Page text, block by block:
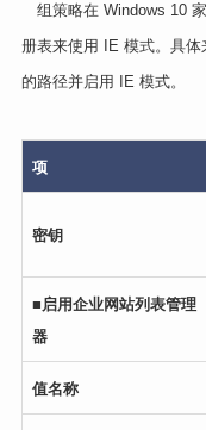
组策略在 Windows 10
册表来使用 IE 模式。具
的路径并启用 IE 模式。
项
密钥
■启用企业网站列表管理
器
值名称